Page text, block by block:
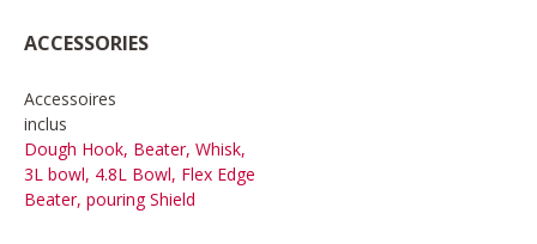
ACCESSORIES
Accessoires
inclus
Dough Hook, Beater, Whisk,
3L bowl, 4.8L Bowl, Flex Edge
Beater, pouring Shield